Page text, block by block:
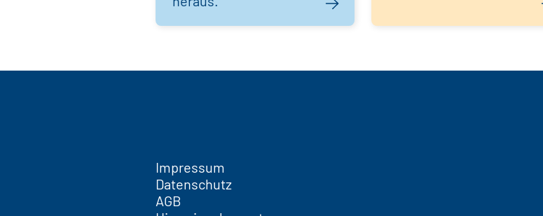
Impressum
Datenschutz
AGB